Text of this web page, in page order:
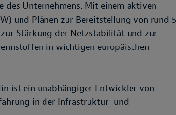
des Unternehmens. Mit einem aktiven
und Plänen zur Bereitstellung von rund 5
Stärkung der Netzstabilität und zur
in wichtigen europäischen
ist ein unabhängiger Entwickler von
in der Infrastruktur- und